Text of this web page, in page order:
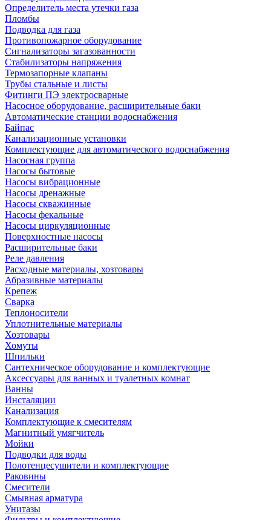
Определитель места утечки газа
Пломбы
Подводка для газа
Противопожарное оборудование
Сигнализаторы загазованности
Стабилизаторы напряжения
Термозапорные клапаны
Трубы стальные и листы
Фитинги ПЭ электросварные
Насосное оборудование, расширительные баки
Автоматические станции водоснабжения
Байпас
Канализационные установки
Комплектующие для автоматического водоснабжения
Насосная группа
Насосы бытовые
Насосы вибрационные
Насосы дренажные
Насосы скважинные
Насосы фекальные
Насосы циркуляционные
Поверхностные насосы
Расширительные баки
Реле давления
Расходные материалы, хозтовары
Абразивные материалы
Крепеж
Сварка
Теплоносители
Уплотнительные материалы
Хозтовары
Хомуты
Шпильки
Сантехническое оборудование и комплектующие
Аксессуары для ванных и туалетных комнат
Ванны
Инсталяции
Канализация
Комплектующие к смесителям
Магнитный умягчитель
Мойки
Подводки для воды
Полотенцесушители и комплектующие
Раковины
Смесители
Смывная арматура
Унитазы